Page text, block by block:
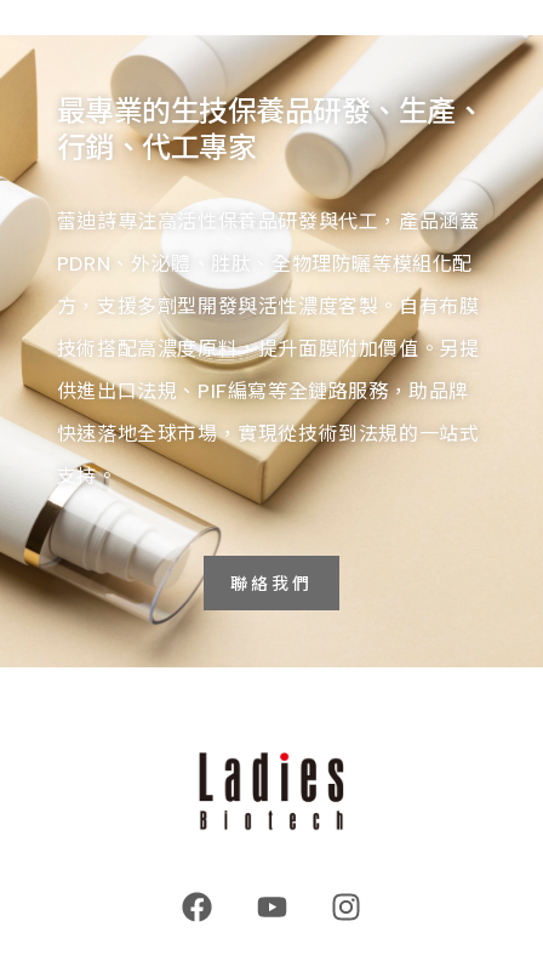
最專業的生技保養品研發、生產、
行銷、代工專家
蕾迪詩專注高活性保養品研發與代工，產品涵蓋
PDRN、外泌體、胜肽、全物理防曬等模組化配
方，支援多劑型開發與活性濃度客製。自有布膜
技術搭配高濃度原料，提升面膜附加價值。另提
供進出口法規、PIF編寫等全鏈路服務，助品牌
快速落地全球市場，實現從技術到法規的一站式
支持。
聯絡我們